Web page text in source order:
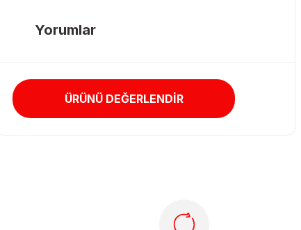
Yorumlar
ÜRÜNÜ DEĞERLENDİR